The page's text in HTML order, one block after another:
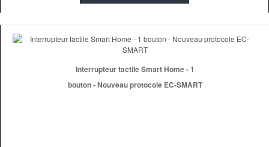
Interrupteur tactile Smart Home - 1
bouton - Nouveau protocole EC-SMART